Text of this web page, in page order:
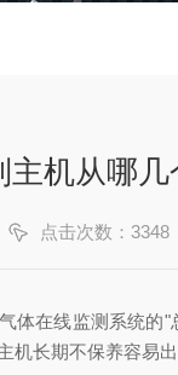
机从哪
点击次数：3348
体在线监测系统的
机长期不保养容易